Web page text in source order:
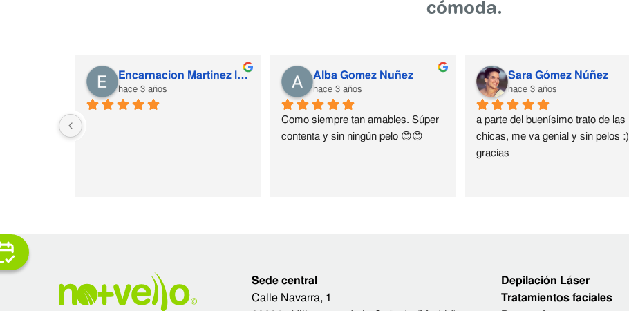
cómoda.
Encarnacion Martinez lopez
hace 3 años
Alba Gomez Nuñez
hace 3 años
Como siempre tan amables. Súper
contenta y sin ningún pelo 😊😊
Sara Gómez Núñez
hace 3 años
a parte del buenísimo trato de las
chicas, me va genial y sin pelos :)
gracias
Sede central
Calle Navarra, 1
Depilación Láser
Tratamientos faciales